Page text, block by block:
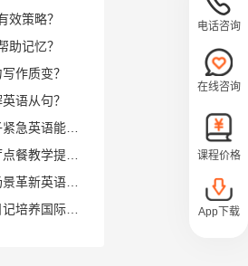
效策略？
助记忆？
作质变？
语从句？
VIPKID 如何培养孩子紧急英语能力？
VIPKID 如何通过餐厅点餐教学提升少儿英语应用能力？
VIPKID 如何用酒店场景革新英语教学？
VIPKID 如何用英语日记培养国际化人才？
电话咨询
在线咨询
课程价格
App下载